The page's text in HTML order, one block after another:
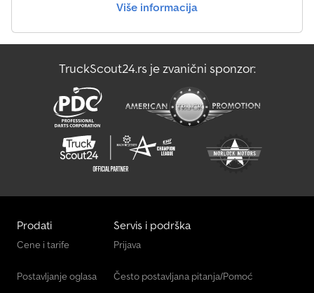
Liebherr R 924 Litronic
Man L 2000
Više informacija
TruckScout24.rs je zvanični sponzor:
Prodati
Cene i tarife
Postavljanje oglasa
Servis i podrška
Prijava
Često postavljana pitanja/Pomoć